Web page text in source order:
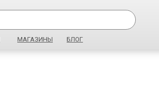
МАГАЗИНЫ БЛОГ